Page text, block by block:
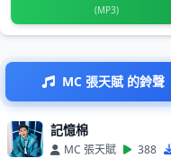
(MP3)
MC 張天賦 的鈴聲
記憶棉
MC 張天賦 388